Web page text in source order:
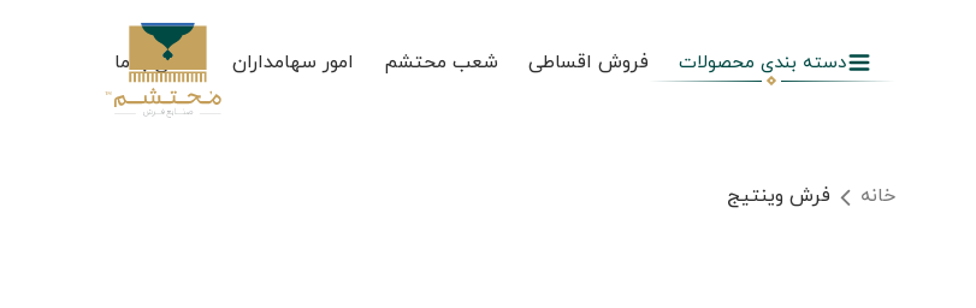
دسته بندی محصولات فروش اقساطی شعب محتشم امور سهامداران تماس با ما
خانه فرش وینتیج